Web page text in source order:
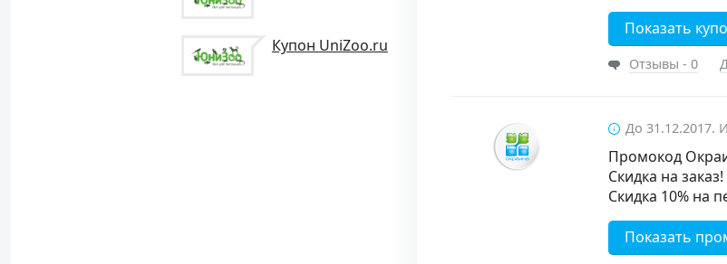
Показать
Отзывы - 0
До 31.12.2017.
Промокод
Скидка на заказ!
Скидка 10% на
Показать
Купон UniZoo.ru